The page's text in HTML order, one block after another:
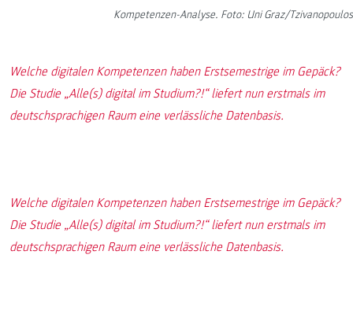
Kompetenzen-Analyse. Foto: Uni Graz/Tzivanopoulos
Welche digitalen Kompetenzen haben Erstsemestrige im Gepäck?
Die Studie „Alle(s) digital im Studium?!“ liefert nun erstmals im
deutschsprachigen Raum eine verlässliche Datenbasis.
Welche digitalen Kompetenzen haben Erstsemestrige im Gepäck?
Die Studie „Alle(s) digital im Studium?!“ liefert nun erstmals im
deutschsprachigen Raum eine verlässliche Datenbasis.